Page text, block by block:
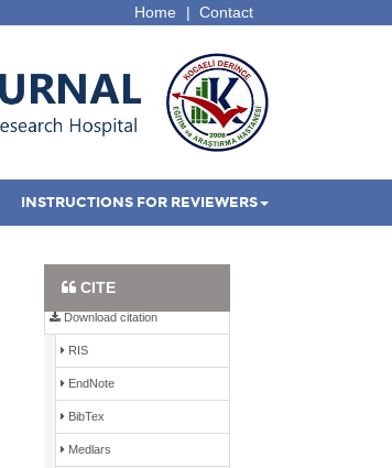
Contact
Home |
INSTRUCTIONS FOR REVIEWERS
CITE
Full Text PDF
Download citation
RIS
EndNote
BibTex
Medlars